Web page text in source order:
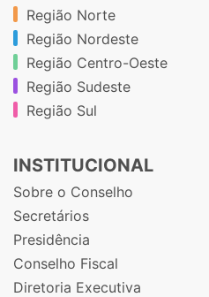
Região Norte
Região Nordeste
Região Centro-Oeste
Região Sudeste
Região Sul
INSTITUCIONAL
Sobre o Conselho
Secretários
Presidência
Conselho Fiscal
Diretoria Executiva